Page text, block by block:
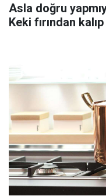
Asla doğru
Keki fırından